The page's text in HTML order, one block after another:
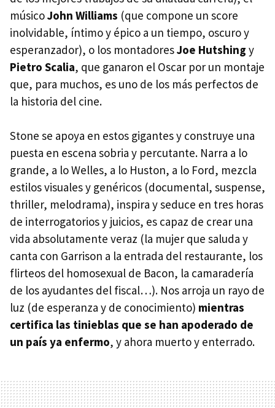
músicoJohn Williams (que compone un score
inolvidable, íntimo y épico a un tiempo, oscuro y
esperanzador), o los montadoresJoe Hutshing y
Pietro Scalia, que ganaron el Oscar por un montaje
que, para muchos, es uno de los más perfectos de
la historia del cine.
Stone se apoya en estos gigantes y construye una
puesta en escena sobria y percutante. Narra a lo
grande, a lo Welles, a lo Huston, a lo Ford, mezcla
estilos visuales y genéricos (documental, suspense,
thriller, melodrama), inspira y seduce en tres horas
de interrogatorios y juicios, es capaz de crear una
vida absolutamente veraz (la mujer que saluda y
canta con Garrison a la entrada del restaurante, los
flirteos del homosexual de Bacon, la camaradería
de los ayudantes del fiscal…). Nos arroja un rayo de
luz (de esperanza y de conocimiento) mientras
certifica las tinieblas que se han apoderado de
un país ya enfermo, y ahora muerto y enterrado.